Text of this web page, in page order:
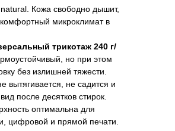
Кожа свободно дышит,
комфортный микроклимат в
трикотаж 240 г/
но при этом
без излишней тяжести.
вытягивается, не садится и
после десятков стирок.
оптимальна для
цифровой и прямой печати.